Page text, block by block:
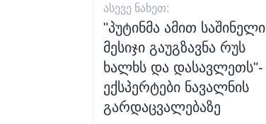
ᲐᲡᲔᲕᲔ ᲜᲐᲮᲔᲗ:
"პუტინმა ამით საშინელი
მესიჯი გაუგზავნა რუს
ხალხს და დასავლეთს"-
ექსპერტები ნავალნის
გარდაცვალებაზე